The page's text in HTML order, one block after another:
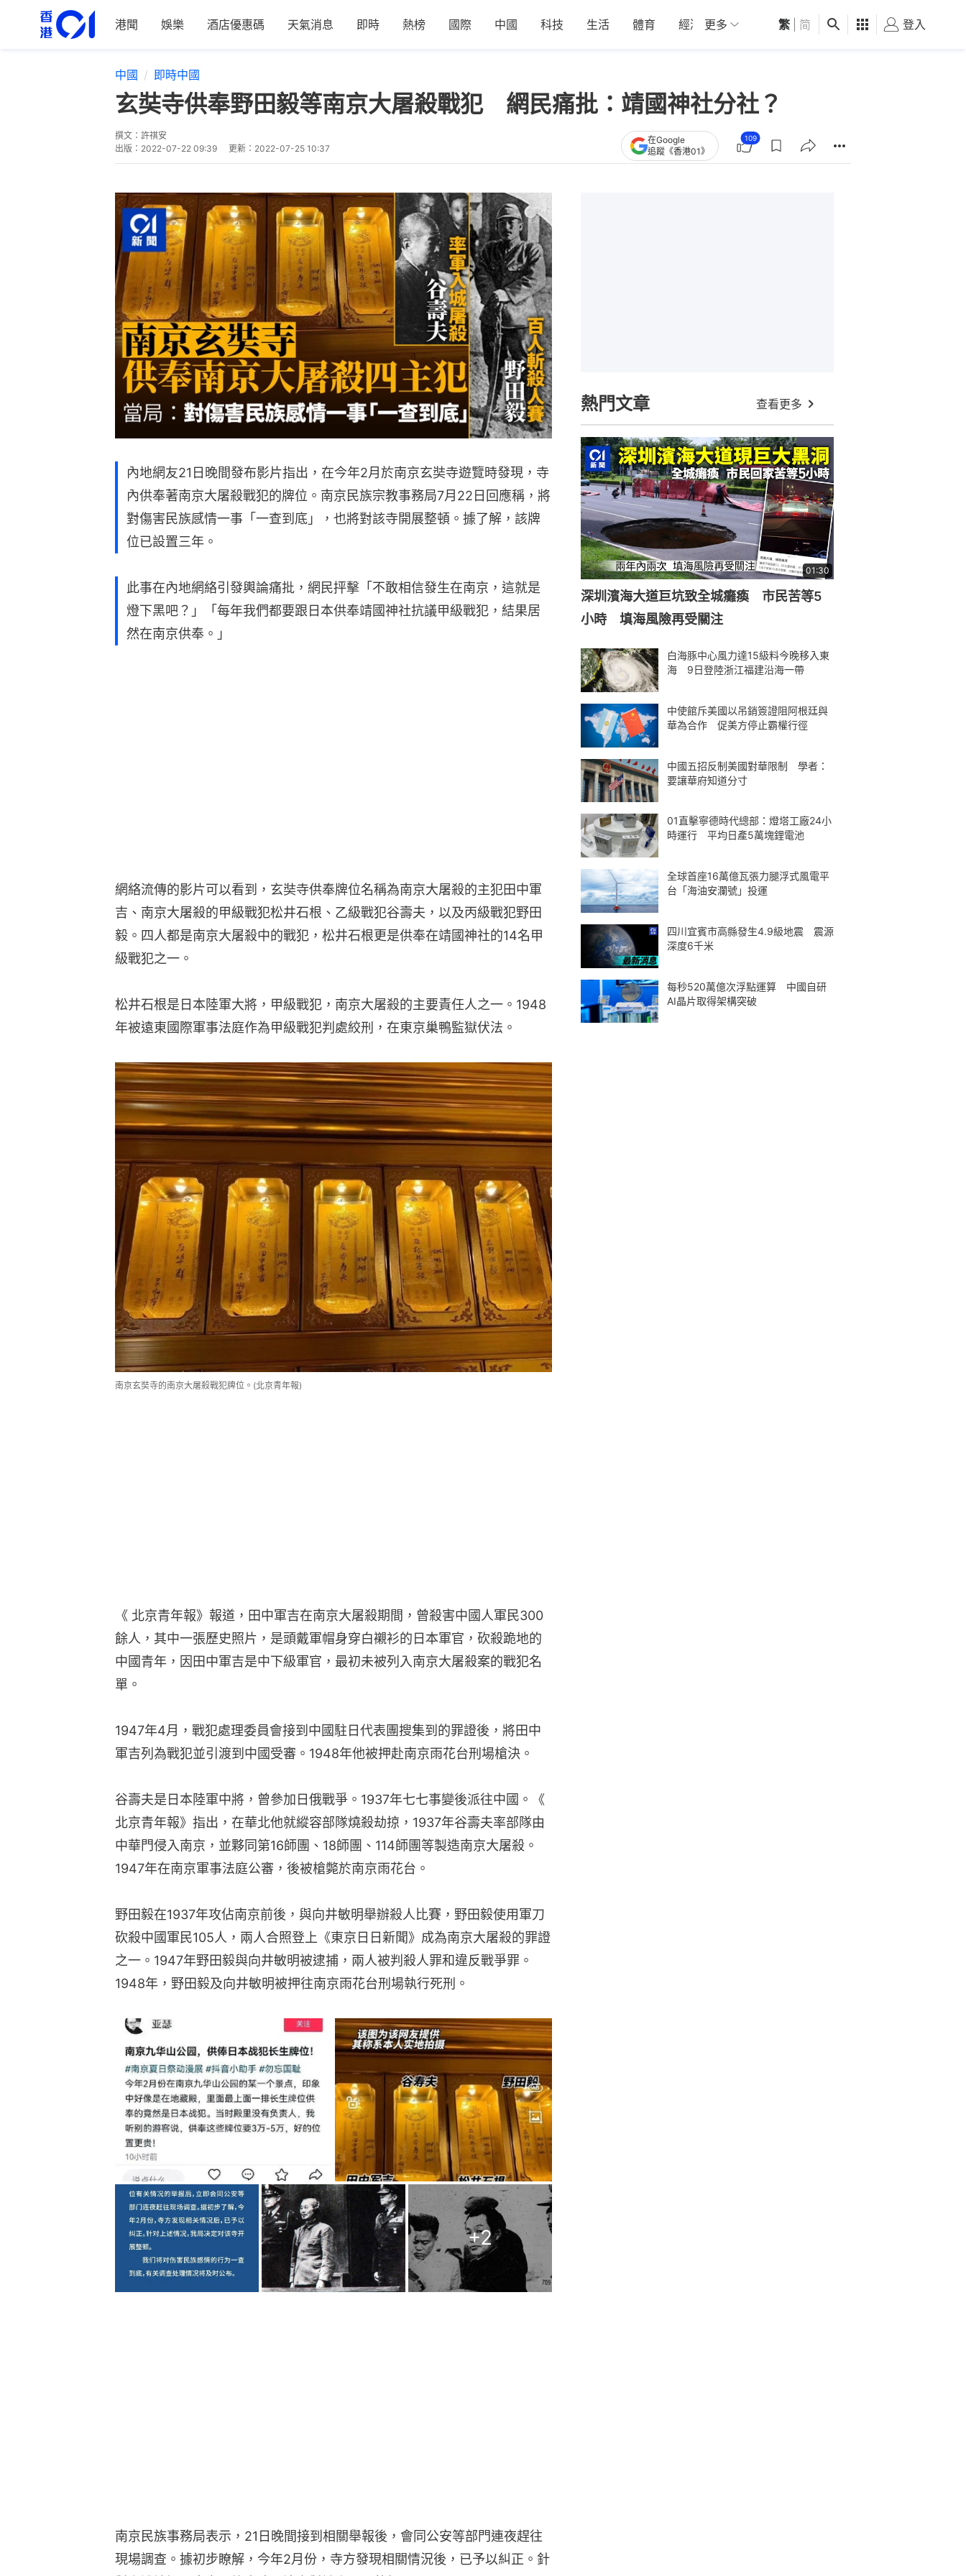
港聞 娛樂 酒店優惠碼 天氣消息 即時 熱榜 國際 中國 科技 生活 體育 經濟 01深圳 觀點 健康 好食玩飛
更多 繁 简 登入
中國 即時中國
玄奘寺供奉野田毅等南京大屠殺戰犯 網民痛批：靖國神社分社？
撰文： 許祺安
出版： 2022-07-22 09:39 更新： 2022-07-25 10:37
在Google
追蹤《香港01》
109
內地網友21日晚間發布影片指出，在今年2月於南京玄奘寺遊覽時發現，寺
內供奉著南京大屠殺戰犯的牌位。南京民族宗教事務局7月22日回應稱，將
對傷害民族感情一事「一查到底」，也將對該寺開展整頓。據了解，該牌
位已設置三年。
此事在內地網絡引發輿論痛批，網民抨擊「不敢相信發生在南京，這就是
燈下黑吧？」「每年我們都要跟日本供奉靖國神社抗議甲級戰犯，結果居
然在南京供奉。」
網絡流傳的影片可以看到，玄奘寺供奉牌位名稱為南京大屠殺的主犯田中軍
吉、南京大屠殺的甲級戰犯松井石根、乙級戰犯谷壽夫，以及丙級戰犯野田
毅。四人都是南京大屠殺中的戰犯，松井石根更是供奉在靖國神社的14名甲
級戰犯之一。
松井石根是日本陸軍大將，甲級戰犯，南京大屠殺的主要責任人之一。1948
年被遠東國際軍事法庭作為甲級戰犯判處絞刑，在東京巢鴨監獄伏法。
南京玄奘寺的南京大屠殺戰犯牌位。(北京青年報)
《 北京青年報》報道，田中軍吉在南京大屠殺期間，曾殺害中國人軍民300
餘人，其中一張歷史照片，是頭戴軍帽身穿白襯衫的日本軍官，砍殺跪地的
中國青年，因田中軍吉是中下級軍官，最初未被列入南京大屠殺案的戰犯名
單。
1947年4月，戰犯處理委員會接到中國駐日代表團搜集到的罪證後，將田中
軍吉列為戰犯並引渡到中國受審。1948年他被押赴南京雨花台刑場槍決。
谷壽夫是日本陸軍中將，曾參加日俄戰爭。1937年七七事變後派往中國。《
北京青年報》指出，在華北他就縱容部隊燒殺劫掠，1937年谷壽夫率部隊由
中華門侵入南京，並夥同第16師團、18師團、114師團等製造南京大屠殺。
1947年在南京軍事法庭公審，後被槍斃於南京雨花台。
野田毅在1937年攻佔南京前後，與向井敏明舉辦殺人比賽，野田毅使用軍刀
砍殺中國軍民105人，兩人合照登上《東京日日新聞》成為南京大屠殺的罪證
之一。1947年野田毅與向井敏明被逮捕，兩人被判殺人罪和違反戰爭罪。
1948年，野田毅及向井敏明被押往南京雨花台刑場執行死刑。
+2
南京民族事務局表示，21日晚間接到相關舉報後，會同公安等部門連夜趕往
現場調查。據初步瞭解，今年2月份，寺方發現相關情況後，已予以糾正。針
熱門文章 查看更多
01:30
深圳濱海大道巨坑致全城癱瘓 市民苦等5
小時 填海風險再受關注
白海豚中心風力達15級料今晚移入東
海 9日登陸浙江福建沿海一帶
中使館斥美國以吊銷簽證阻阿根廷與
華為合作 促美方停止霸權行徑
中國五招反制美國對華限制 學者：
要讓華府知道分寸
01直擊寧德時代總部：燈塔工廠24小
時運行 平均日產5萬塊鋰電池
全球首座16萬億瓦張力腿浮式風電平
台「海油安瀾號」投運
四川宜賓市高縣發生4.9級地震 震源
深度6千米
每秒520萬億次浮點運算 中國自研
AI晶片取得架構突破